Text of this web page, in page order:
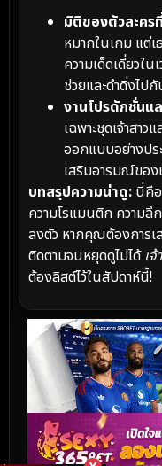
มิติของตัวละคร
หมากในเกม แต่
ความเด็ดเดี่ยวใน
ช่วยและดำดิ่งไป
งานโปรดักชั่นแ
เฉพาะชุดเจ้าสาว
ออกแบบอย่างป
เสริมอารมณ์ขอ
บทสรุปความน่าดู: นี่คื
ความโรแมนติก ความลึ
ลงตัว หากคุณต้องการ
ติดตามจนหยุดดูไม่ได้ เ
ต้องลิสต์ไว้ในสัปดาห์นี้!